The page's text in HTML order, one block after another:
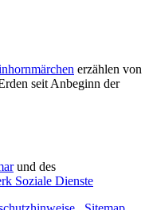
erzählen von
seit Anbeginn der
und des
Soziale Dienste